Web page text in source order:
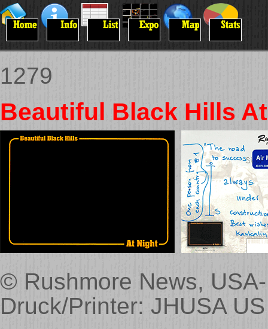
1279
Beautiful Black Hills
© Rushmore News,
Druck/Printer: JHUSA